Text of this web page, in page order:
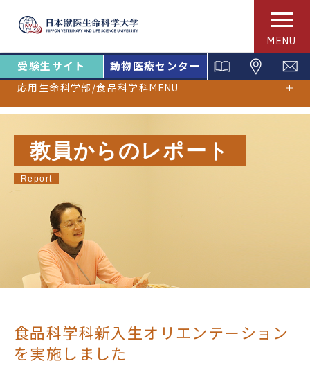
MENU
受験生サイト 動物医療センター
教員からのレポート
Report
応用生命科学部/食品科学科MENU
食品科学科新入生オリエンテーション
を実施しました